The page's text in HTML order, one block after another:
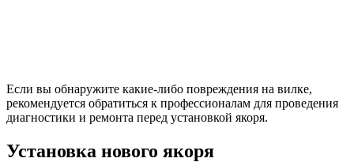
Если вы обнаружите какие-либо повреждения на вилке,
рекомендуется обратиться к профессионалам для проведения
диагностики и ремонта перед установкой якоря.
Установка нового якоря